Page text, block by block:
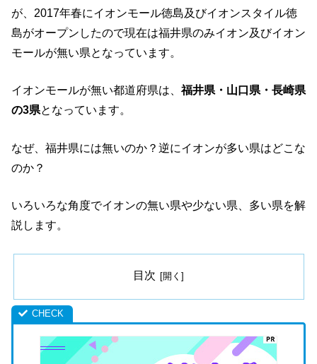
が、2017年春にイオンモール徳島及びイオンスタイル徳
島がオープンしたので現在は福井県のみイオン及びイオン
モールが無い県となっています。
イオンモールが無い都道府県は、福井県・山口県・長崎県
の3県となっています。
なぜ、福井県には無いのか？逆にイオンが多い県はどこな
のか？
いろいろな角度でイオンの無い県や少ない県、多い県を解
説します。
目次